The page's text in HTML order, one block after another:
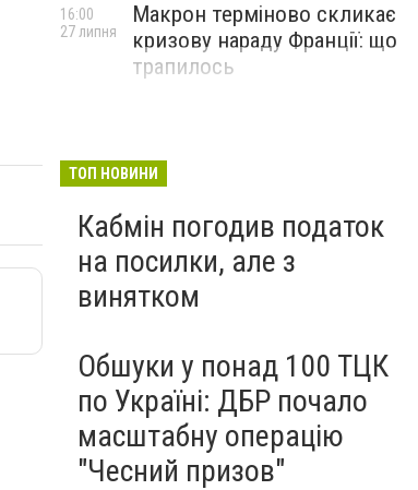
Макрон терміново скликає
кризову нараду Франції: що
трапилось
16:00
27 липня
ТОП НОВИНИ
Кабмін погодив податок
на посилки, але з
винятком
Обшуки у понад 100 ТЦК
по Україні: ДБР почало
масштабну операцію
"Чесний призов"